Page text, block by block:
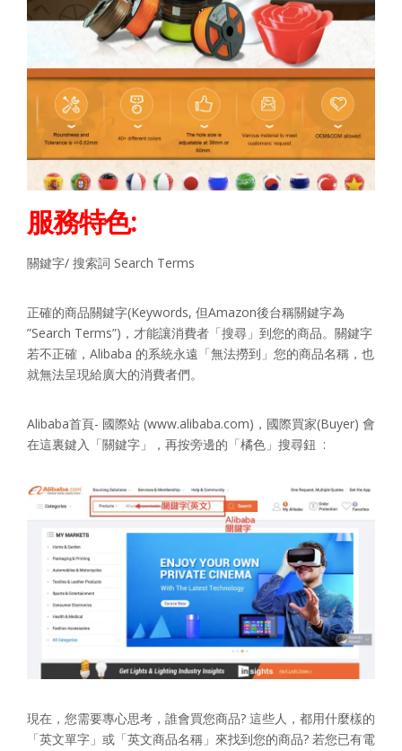
服務特色:
關鍵字/ 搜索詞 Search Terms
正確的商品關鍵字(Keywords, 但Amazon後台稱關鍵字為
”Search Terms”)，才能讓消費者「搜尋」到您的商品。關鍵字
若不正確，Alibaba 的系統永遠「無法撈到」您的商品名稱，也
就無法呈現給廣大的消費者們。
Alibaba首頁- 國際站 (www.alibaba.com)，國際買家(Buyer) 會
在這裏鍵入「關鍵字」，再按旁邊的「橘色」搜尋鈕 :
現在，您需要專心思考，誰會買您商品? 這些人，都用什麼樣的
「英文單字」或「英文商品名稱」來找到您的商品? 若您已有電